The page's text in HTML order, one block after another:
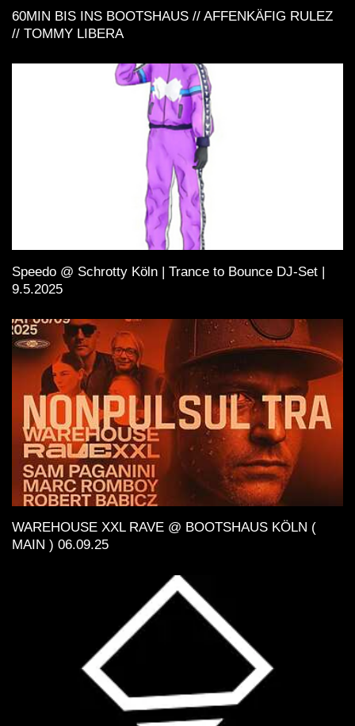
60MIN BIS INS BOOTSHAUS // AFFENKÄFIG RULEZ
// TOMMY LIBERA
Speedo @ Schrotty Köln | Trance to Bounce DJ-Set |
9.5.2025
WAREHOUSE XXL RAVE @ BOOTSHAUS KÖLN (
MAIN ) 06.09.25